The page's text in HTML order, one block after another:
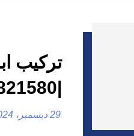
تركيب
|0557821580| تفصيل ابواب
29 ديسمبر، 2024